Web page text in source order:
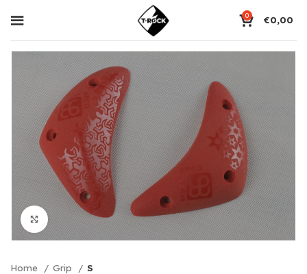
0 €0,00
Click to enlarge
Home Grip S